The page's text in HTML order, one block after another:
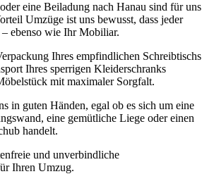
eine Beiladung nach Hanau sind für uns
Umzüge ist uns bewusst, dass jeder
ebenso wie Ihr Mobiliar.
Ihres empfindlichen Schreibtischs
Ihres sperrigen Kleiderschranks
mit maximaler Sorgfalt.
in guten Händen, egal ob es sich um eine
eine gemütliche Liege oder einen
handelt.
und unverbindliche
Ihren Umzug.